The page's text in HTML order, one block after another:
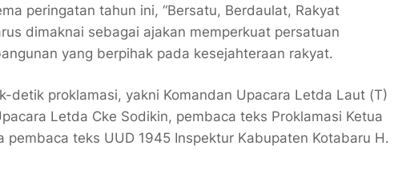
peringatan tahun ini, “Bersatu, Berdaulat, Rakyat
dimaknai sebagai ajakan memperkuat persatuan
yang berpihak pada kesejahteraan rakyat.
detik proklamasi, yakni Komandan Upacara Letda Laut (T)
Letda Cke Sodikin, pembaca teks Proklamasi Ketua
pembaca teks UUD 1945 Inspektur Kabupaten Kotabaru H.